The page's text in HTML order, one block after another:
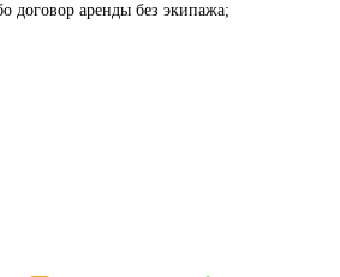
договор аренды без экипажа;